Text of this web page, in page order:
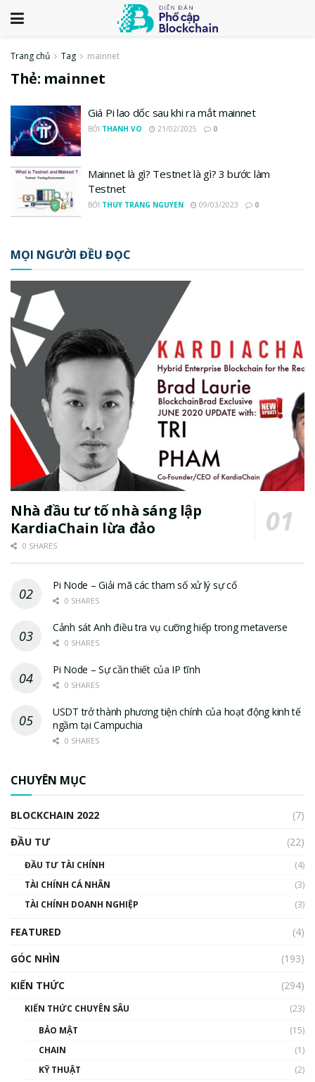
Trang chủ Tag mainnet
Thẻ: mainnet
Giá Pi lao dốc sau khi ra mắt mainnet
BỞI THANH VO 21/02/2025 0
Mainnet là gì? Testnet là gì? 3 bước làm
Testnet
BỞI THUY TRANG NGUYEN 09/03/2023 0
MỌI NGƯỜI ĐỀU ĐỌC
Nhà đầu tư tố nhà sáng lập
KardiaChain lừa đảo
0 SHARES
Pi Node – Giải mã các tham số xử lý sự cố
0 SHARES
Cảnh sát Anh điều tra vụ cưỡng hiếp trong metaverse
0 SHARES
Pi Node – Sự cần thiết của IP tĩnh
0 SHARES
USDT trở thành phương tiện chính của hoạt động kinh tế
ngầm tại Campuchia
0 SHARES
CHUYÊN MỤC
BLOCKCHAIN 2022
(7)
ĐẦU TƯ
(22)
ĐẦU TƯ TÀI CHÍNH
(4)
TÀI CHÍNH CÁ NHÂN
(3)
TÀI CHÍNH DOANH NGHIỆP
(3)
FEATURED
(4)
GÓC NHÌN
(193)
KIẾN THỨC
(294)
KIẾN THỨC CHUYÊN SÂU
(23)
BẢO MẬT
(15)
CHAIN
(1)
KỸ THUẬT
(2)